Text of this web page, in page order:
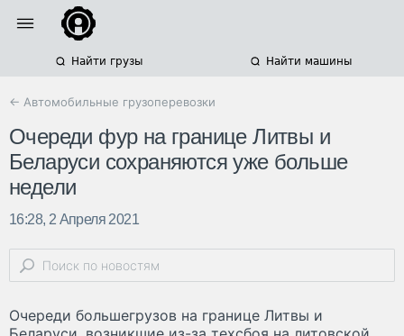
Найти грузы Найти машины
← Автомобильные грузоперевозки
Очереди фур на границе Литвы и
Беларуси сохраняются уже больше
недели
16:28, 2 Апреля 2021
Очереди большегрузов на границе Литвы и